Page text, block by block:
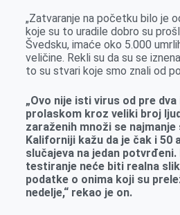
„Zatvaranje na početku bilo je
koje su to uradile dobro su
Švedsku, imaće oko 5.000
veličine. Rekli su da su se
to su stvari koje smo znali od
„Ovo nije isti virus od pre dva
prolaskom kroz veliki broj
zaraženih množi se najmanje
Kaliforniji kažu da je čak i 50
slučajeva na jedan potvrđeni.
testiranje neće biti realna
podatke o onima koji su
nedelje,“ rekao je on.